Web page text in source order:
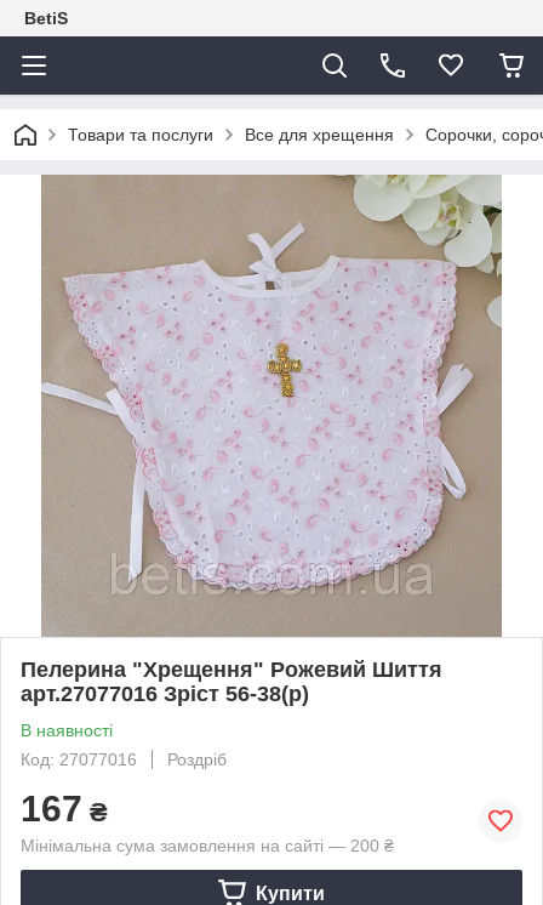
BetiS
Товари та послуги Все для хрещення Сорочки,
Пелерина "Хрещення" Рожевий Шиття
арт.27077016 Зріст 56-38(р)
В наявності
Код: 27077016
Роздріб
167 ₴
Мінімальна сума замовлення на сайті — 200 ₴
Купити